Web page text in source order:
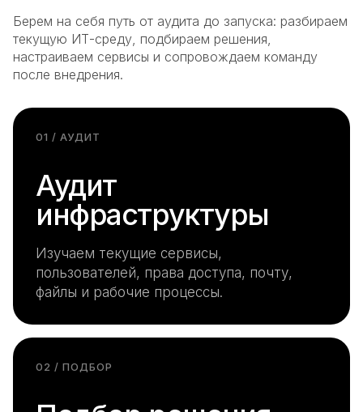
Берем на себя путь от аудита до запуска: разбираем
текущую ИТ-среду, подбираем решения,
настраиваем сервисы и сопровождаем команду
после внедрения.
01 / АУДИТ
Аудит
инфраструктуры
Изучаем текущие сервисы,
пользователей, права доступа, почту,
файлы и рабочие процессы.
02 / ПОДБОР